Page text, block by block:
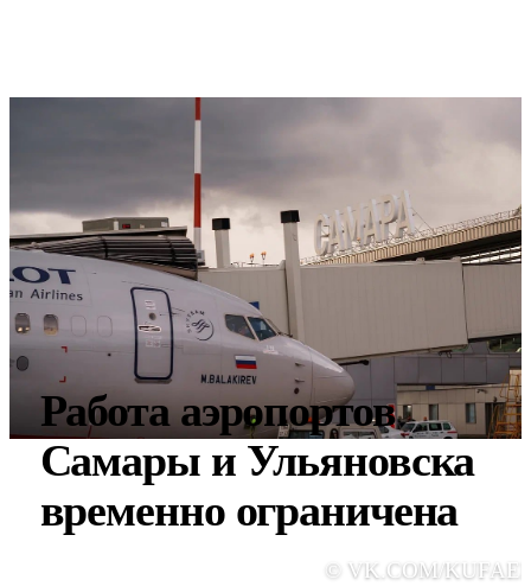
Работа аэропортов
Самары и Ульяновска
временно ограничена
© VK.COM/